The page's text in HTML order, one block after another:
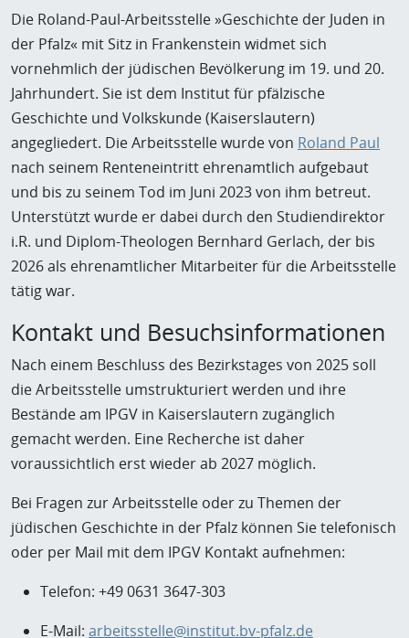
Die Roland-Paul-Arbeitsstelle »Geschichte der Juden in
der Pfalz« mit Sitz in Frankenstein widmet sich
vornehmlich der jüdischen Bevölkerung im 19. und 20.
Jahrhundert. Sie ist dem Institut für pfälzische
Geschichte und Volkskunde (Kaiserslautern)
angegliedert. Die Arbeitsstelle wurde von Roland Paul
nach seinem Renteneintritt ehrenamtlich aufgebaut
und bis zu seinem Tod im Juni 2023 von ihm betreut.
Unterstützt wurde er dabei durch den Studiendirektor
i.R. und Diplom-Theologen Bernhard Gerlach, der bis
2026 als ehrenamtlicher Mitarbeiter für die Arbeitsstelle
tätig war.
Kontakt und Besuchsinformationen
Nach einem Beschluss des Bezirkstages von 2025 soll
die Arbeitsstelle umstrukturiert werden und ihre
Bestände am IPGV in Kaiserslautern zugänglich
gemacht werden. Eine Recherche ist daher
voraussichtlich erst wieder ab 2027 möglich.
Bei Fragen zur Arbeitsstelle oder zu Themen der
jüdischen Geschichte in der Pfalz können Sie telefonisch
oder per Mail mit dem IPGV Kontakt aufnehmen:
Telefon: +49 0631 3647-303
E-Mail: arbeitsstelle@institut.bv-pfalz.de